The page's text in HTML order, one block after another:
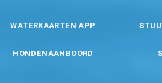
WATERKAARTEN APP
HONDENAANBOORD